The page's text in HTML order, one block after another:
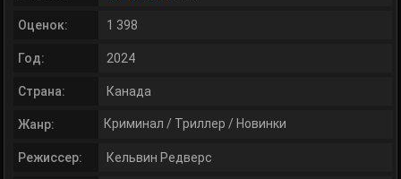
Оценок: 1 398
Год: 2024
Страна: Канада
Жанр: Криминал / Триллер / Новинки
Режиссер: Кельвин Редверс